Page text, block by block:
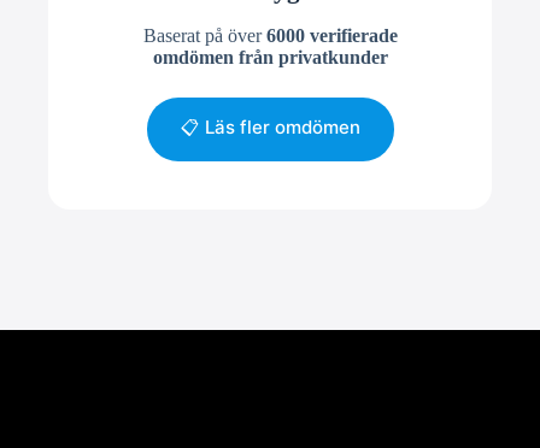
Baserat på över6000 verifierade
omdömen från privatkunder
📋 Läs fler omdömen